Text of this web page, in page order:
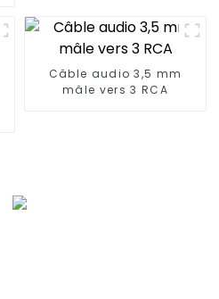
Câble audio 3,5 mm
mâle vers 3 RCA